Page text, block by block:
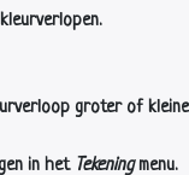
groter of
in het Tekeningmenu.